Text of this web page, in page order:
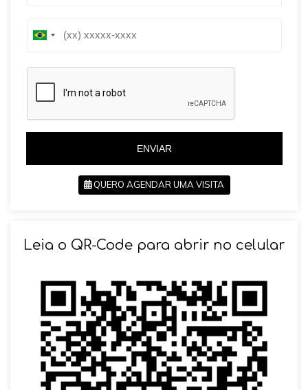
B
i
5
5
ENVIAR
QUERO AGENDAR UMA VISITA
Leia o QR-Code para abrir no celular